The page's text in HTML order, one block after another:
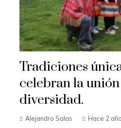
Tradiciones
celebran la
diversidad.
Alejandro Salas Hace 2